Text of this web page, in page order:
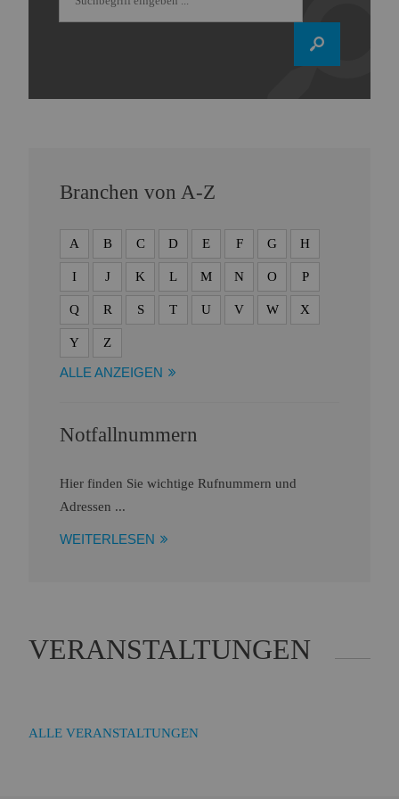
Branchen von A-Z
A B C D E F G H
I J K L M N O P
Q R S T U V W X
Y Z
ALLE ANZEIGEN
Notfallnummern
Hier finden Sie wichtige Rufnummern und
Adressen ...
WEITERLESEN
VERANSTALTUNGEN
ALLE VERANSTALTUNGEN